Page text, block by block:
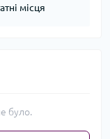
місця
було.